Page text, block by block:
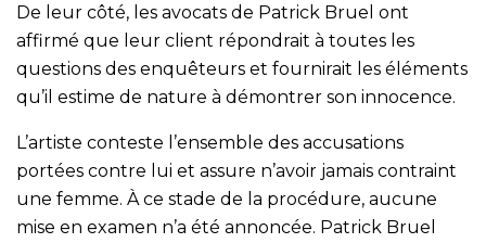
De leur côté, les avocats de Patrick Bruel ont
affirmé que leur client répondrait à toutes les
questions des enquêteurs et fournirait les éléments
qu’il estime de nature à démontrer son innocence.
L’artiste conteste l’ensemble des accusations
portées contre lui et assure n’avoir jamais contraint
une femme. À ce stade de la procédure, aucune
mise en examen n’a été annoncée. Patrick Bruel